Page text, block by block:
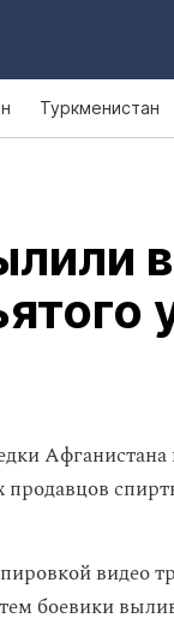
Туркменистан
продавцов
видео
боевики